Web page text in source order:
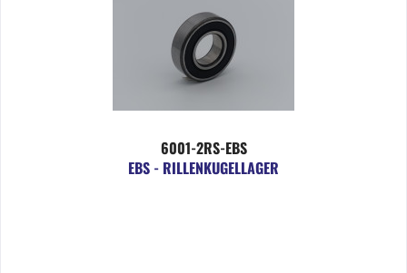
6001-2RS-EBS
EBS - RILLENKUGELLAGER